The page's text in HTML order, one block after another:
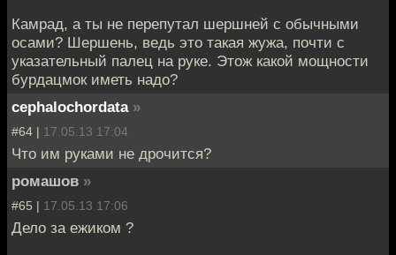
Камрад, а ты не перепутал шершней с обычными
осами? Шершень, ведь это такая жужа, почти с
указательный палец на руке. Этож какой мощности
бурдацмок иметь надо?
cephalochordata »
#64 | 17.05.13 17:04
Что им руками не дрочится?
ромашов »
#65 | 17.05.13 17:06
Дело за ежиком ?